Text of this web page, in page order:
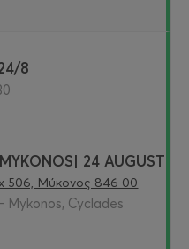
8
24 AUGUST
506, Μύκονος 846 00
Mykonos, Cyclades